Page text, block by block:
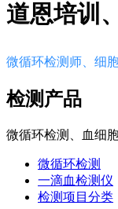
道恩培训
微循环检测师、细
检测产品
微循环检测、血细
微循环检测
一滴血检测仪
检测项目分类